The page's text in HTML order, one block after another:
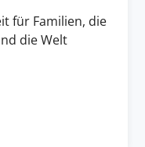
für Familien, die
die Welt